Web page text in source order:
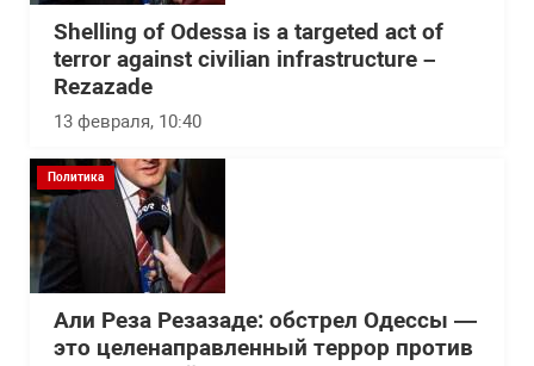
Shelling of Odessa is a targeted act of
terror against civilian infrastructure –
Rezazade
13 февраля, 10:40
Политика
Али Реза Резазаде: обстрел Одессы —
это целенаправленный террор против